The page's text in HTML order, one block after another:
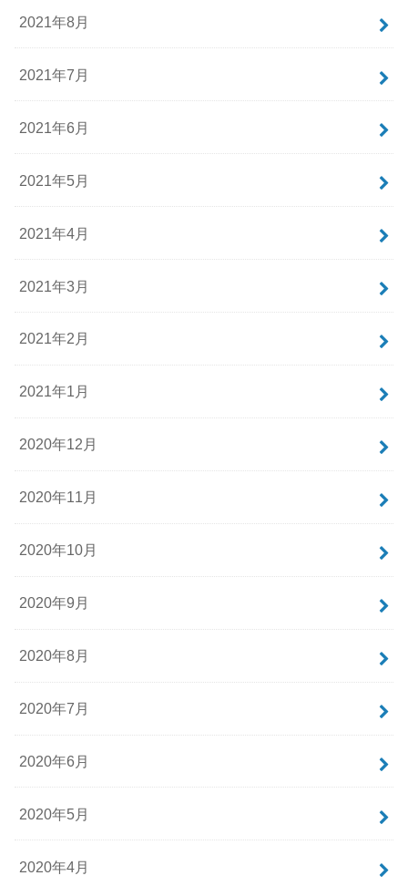
2021年8月
2021年7月
2021年6月
2021年5月
2021年4月
2021年3月
2021年2月
2021年1月
2020年12月
2020年11月
2020年10月
2020年9月
2020年8月
2020年7月
2020年6月
2020年5月
2020年4月